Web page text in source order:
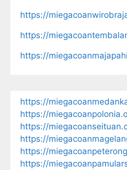
https://
https://
https://
https://
https://
https://
https://
https://
https://